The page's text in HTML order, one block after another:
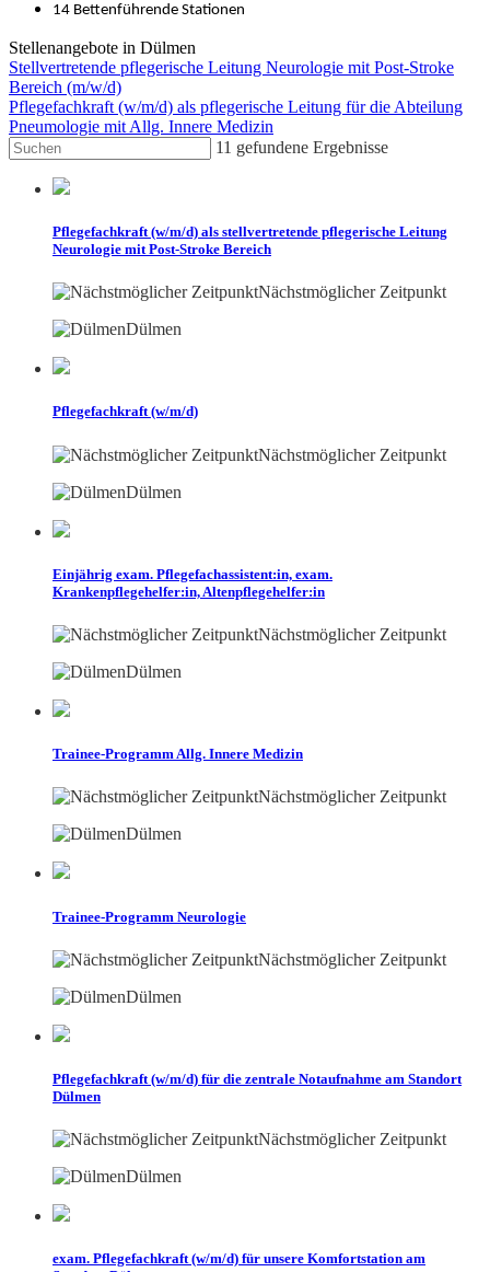
14 Bettenführende Stationen
Stellenangebote in Dülmen
Stellvertretende pflegerische Leitung Neurologie mit Post-Stroke
Bereich (m/w/d)
Pflegefachkraft (w/m/d) als pflegerische Leitung für die Abteilung
Pneumologie mit Allg. Innere Medizin
11 gefundene Ergebnisse
Pflegefachkraft (w/m/d) als stellvertretende pflegerische Leitung
Neurologie mit Post-Stroke Bereich
Nächstmöglicher Zeitpunkt
Dülmen
Pflegefachkraft (w/m/d)
Nächstmöglicher Zeitpunkt
Dülmen
Einjährig exam. Pflegefachassistent:in, exam.
Krankenpflegehelfer:in, Altenpflegehelfer:in
Nächstmöglicher Zeitpunkt
Dülmen
Trainee-Programm Allg. Innere Medizin
Nächstmöglicher Zeitpunkt
Dülmen
Trainee-Programm Neurologie
Nächstmöglicher Zeitpunkt
Dülmen
Pflegefachkraft (w/m/d) für die zentrale Notaufnahme am Standort
Dülmen
Nächstmöglicher Zeitpunkt
Dülmen
exam. Pflegefachkraft (w/m/d) für unsere Komfortstation am